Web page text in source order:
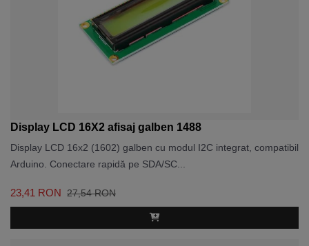
Display LCD 16X2 afisaj galben 1488
Display LCD 16x2 (1602) galben cu modul I2C integrat, compatibil
Arduino. Conectare rapidă pe SDA/SC...
23,41 RON 27,54 RON